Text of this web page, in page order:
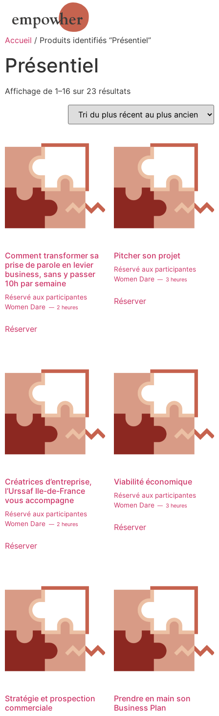
Accueil / Produits identifiés “Présentiel”
Présentiel
Affichage de 1–16 sur 23 résultats
Comment transformer sa
prise de parole en levier
business, sans y passer
10h par semaine
Réservé aux participantes
Women Dare
2 heures
Réserver
Pitcher son projet
Réservé aux participantes
Women Dare
3 heures
Réserver
Créatrices d’entreprise,
l’Urssaf Ile-de-France
vous accompagne
Réservé aux participantes
Women Dare
2 heures
Réserver
Viabilité économique
Réservé aux participantes
Women Dare
3 heures
Réserver
Stratégie et prospection
commerciale
Prendre en main son
Business Plan